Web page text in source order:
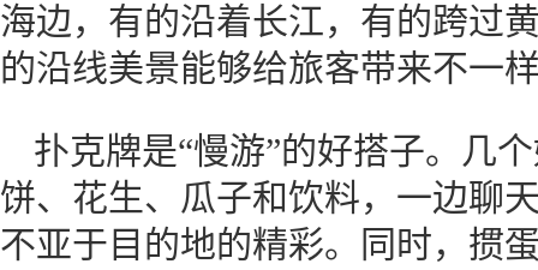
海边，有的沿着长江，有的跨过
的沿线美景能够给旅客带来不一
扑克牌是“慢游”的好搭子。几
饼、花生、瓜子和饮料，一边聊
不亚于目的地的精彩。同时，掼